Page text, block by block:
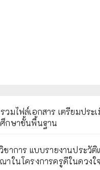
มไฟล์เอกสาร เตรียมประ
กษาขั้นพื้นฐาน
ชาการ แบบรายงานประวัติ
าในโครงการครูดีในดวงใ